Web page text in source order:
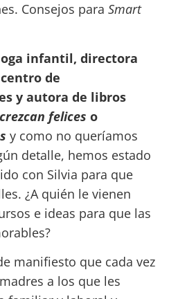
Consejos para Smart
infantil, directora
de
y autora de libros
felices o
y como no queríamos
detalle, hemos estado
con Silvia para que
¿A quién le vienen
e ideas para que las
manifiesto que cada vez
a los que les